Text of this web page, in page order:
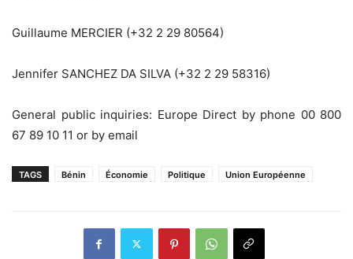
Guillaume MERCIER (+32 2 29 80564)
Jennifer SANCHEZ DA SILVA (+32 2 29 58316)
General public inquiries: Europe Direct by phone 00 800
67 89 10 11 or by email
TAGS Bénin Économie Politique Union Européenne